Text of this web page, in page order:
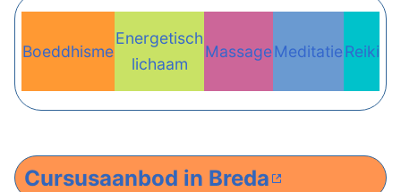
Boeddhisme
Energetisch
lichaam
MassageMeditatieReiki
Cursusaanbod in Breda